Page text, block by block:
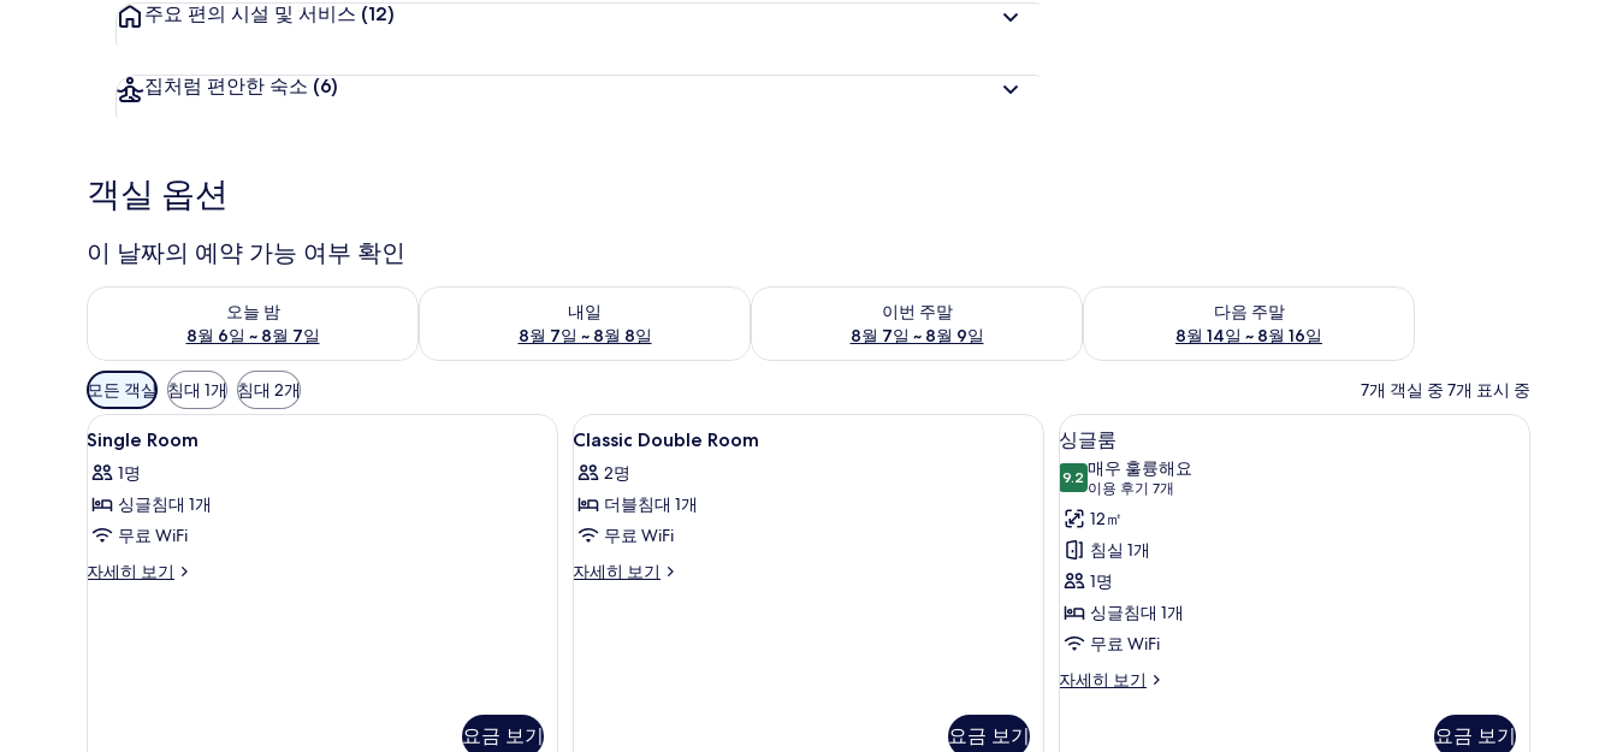
주요 편의 시설 및 서비스 (12)
집처럼 편안한 숙소 (6)
객실 옵션
이 날짜의 예약 가능 여부 확인
오늘 밤
8월 6일 ~ 8월 7일
오늘 밤 예약 가능 여부 확인, 8월 6일 ~ 8월 7일
내일
8월 7일 ~ 8월 8일
내일 예약 가능 여부 확인, 8월 7일 ~ 8월 8일
이번 주말
8월 7일 ~ 8월 9일
이번 주말 예약 가능 여부 확인, 8월 7일 ~ 8월 9일
다음 주말
8월 14일 ~ 8월 16일
다음 주말 예약 가능 여부 확인, 8월 14일 ~ 8월 16일
객
실
에
사
용
가
능
한
모든 객실 침대 1개 침대 2개 7개 객실 중 7개 표시 중
Single
Room
사
진
모
두
1 개의 침실, 고급 침구, 객실 내 금고, 암막 커튼
6
Single Room
1명
싱글침대 1개
무료 WiFi
자세히 보기
Single
요금 보기
Classic
Double
Room
사
진
모
1 개의 침실, 고급 침구, 객실 내 금고, 암막 커튼
2
Classic Double Room
2명
더블침대 1개
무료 WiFi
자세히 보기
Classic
요금 보기
싱
글
룸
사
진
모
두
보
기
싱글룸 | 1 개의 침실, 고급 침구, 객실 내 금고,
4
싱글룸
9.29.2점 만점 중 10점
매우 훌륭해요
이용 후기 7개
(이
용
후
기
7
개)
12㎡
침실 1개
1명
싱글침대 1개
무료 WiFi
자세히 보기
싱
요금 보기